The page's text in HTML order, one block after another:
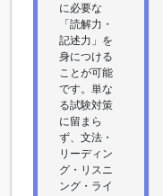
に必要な
「読解力・
記述力」を
身につける
ことが可能
です。単な
る試験対策
に留まら
ず、文法・
リーディン
グ・リスニ
ング・ライ